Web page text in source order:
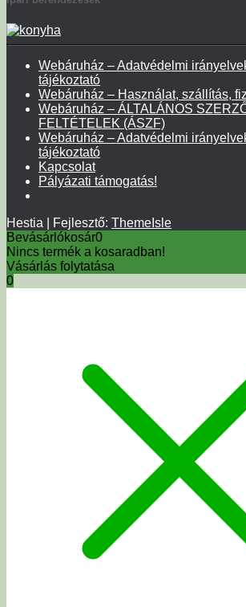
Webáruház – Adatvédelmi
tájékoztató
Webáruház – Használat, szállítás,
Webáruház – ÁLTALÁNOS
FELTÉTELEK (ÁSZF)
Webáruház – Adatvédelmi
tájékoztató
Kapcsolat
Pályázati támogatás!
Hestia | Fejlesztő: ThemeIsle
Bevásárlókosár0
Nincs termék a kosaradban!
Vásárlás folytatása
0